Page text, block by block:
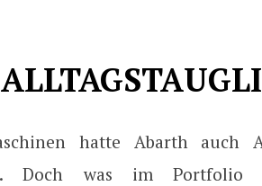
hatte Abarth auch
Doch was im